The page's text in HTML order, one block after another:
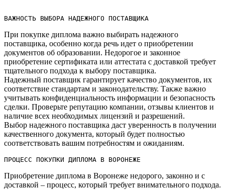
ВАЖНОСТЬ ВЫБОРА НАДЕЖНОГО ПОСТАВЩИКА
При покупке диплома важно выбирать надежного
поставщика, особенно когда речь идет о приобретении
документов об образовании.​ Недорогое и законное
приобретение сертификата или аттестата с доставкой требует
тщательного подхода к выбору поставщика.​
Надежный поставщик гарантирует качество документов, их
соответствие стандартам и законодательству.​ Также важно
учитывать конфиденциальность информации и безопасность
сделки.​ Проверьте репутацию компании, отзывы клиентов и
наличие всех необходимых лицензий и разрешений.​
Выбор надежного поставщика даст уверенность в получении
качественного документа, который будет полностью
соответствовать вашим потребностям и ожиданиям.​
ПРОЦЕСС ПОКУПКИ ДИПЛОМА В ВОРОНЕЖЕ
Приобретение диплома в Воронеже недорого, законно и с
доставкой – процесс, который требует внимательного подхода.